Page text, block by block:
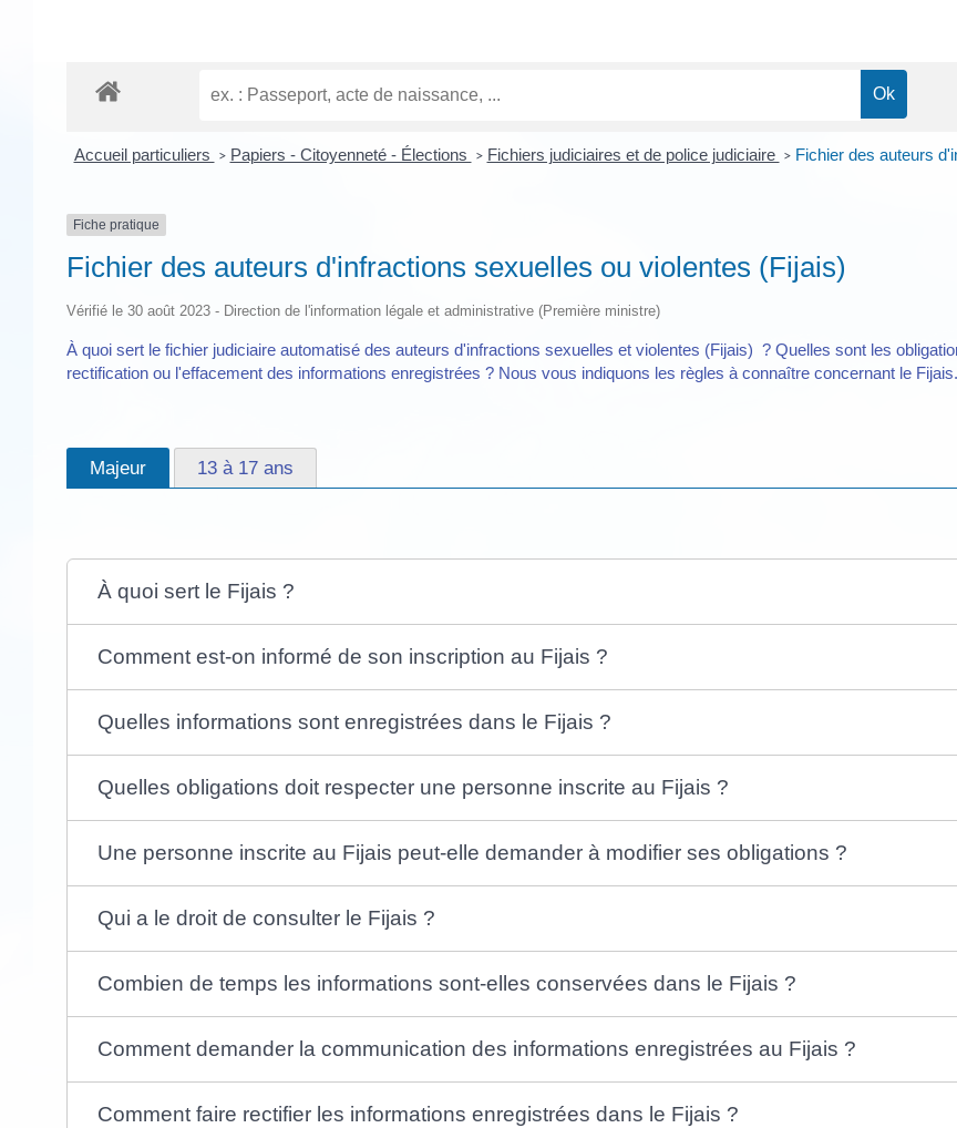
Accueil particuliers > Papiers - Citoyenneté - Élections > Fichiers judiciaires et de police judiciaire > Fichier des auteurs
Fiche pratique
Fichier des auteurs d'infractions sexuelles ou violentes (Fijais)
Vérifié le 30 août 2023 - Direction de l'information légale et administrative (Première ministre)
À quoi sert le fichier judiciaire automatisé des auteurs d'infractions sexuelles et violentes (Fijais) ? Quelles sont les
rectification ou l'effacement des informations enregistrées ? Nous vous indiquons les règles à connaître concernant le Fijais.
Majeur 13 à 17 ans
À quoi sert le Fijais ?
Comment est-on informé de son inscription au Fijais ?
Quelles informations sont enregistrées dans le Fijais ?
Quelles obligations doit respecter une personne inscrite au Fijais ?
Une personne inscrite au Fijais peut-elle demander à modifier ses obligations ?
Qui a le droit de consulter le Fijais ?
Combien de temps les informations sont-elles conservées dans le Fijais ?
Comment demander la communication des informations enregistrées au Fijais ?
Comment faire rectifier les informations enregistrées dans le Fijais ?